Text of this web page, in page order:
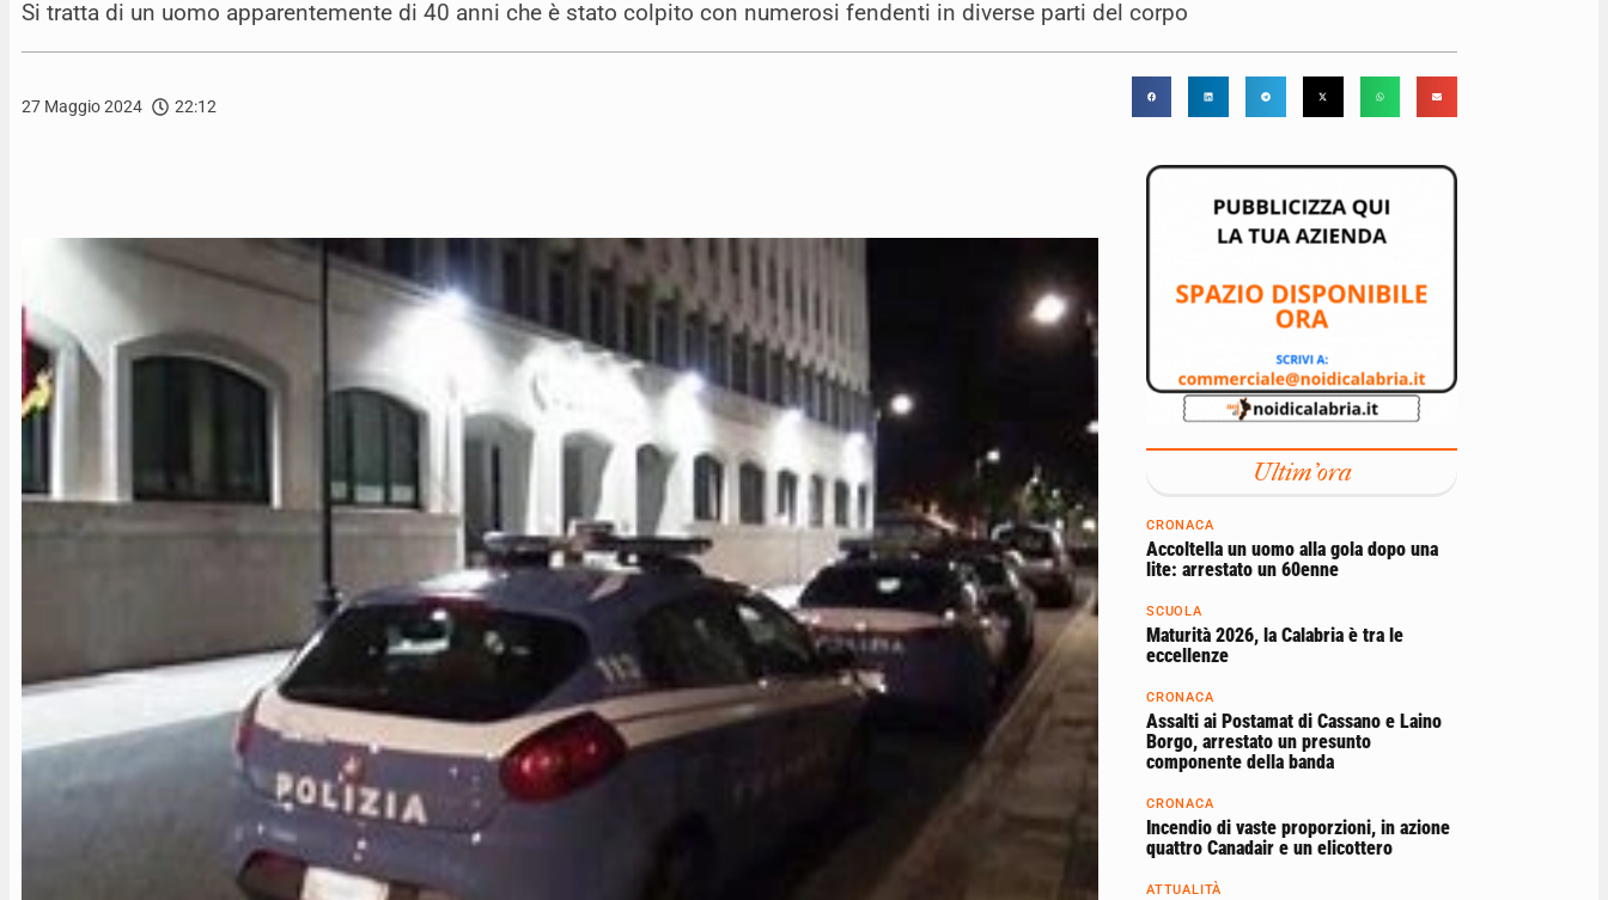
Si tratta di un uomo apparentemente di 40 anni che è stato colpito con numerosi fendenti in diverse parti del corpo
27 Maggio 2024 22:12
Ultim'ora
CRONACA
Accoltella un uomo alla gola dopo una
lite: arrestato un 60enne
SCUOLA
Maturità 2026, la Calabria è tra le
eccellenze
CRONACA
Assalti ai Postamat di Cassano e Laino
Borgo, arrestato un presunto
componente della banda
CRONACA
Incendio di vaste proporzioni, in azione
quattro Canadair e un elicottero
ATTUALITÀ